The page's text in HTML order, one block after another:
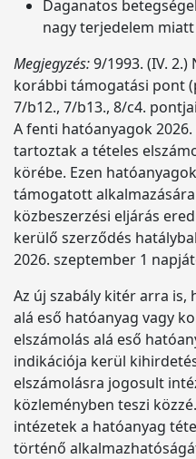
Daganatos
nagy terjedelem
Megjegyzés:9/1993. (IV.
korábbi támogatási pont
7/b12., 7/b13., 8/c4.
A fenti hatóanyagok
tartoztak a tételes
körébe. Ezen
támogatott
közbeszerzési eljárás
kerülő szerződés
2026. szeptember 1
Az új szabály kitér arra is,
alá eső hatóanyag vagy
elszámolás alá eső
indikációja kerül
elszámolásra jogosult
közleményben teszi
intézetek a hatóanyag
történő